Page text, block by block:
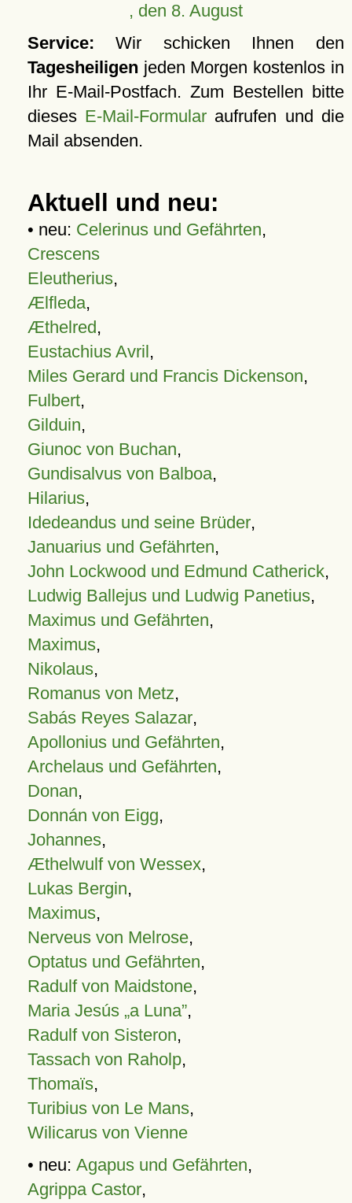
, den 8. August
Service: Wir schicken Ihnen den
Tagesheiligen jeden Morgen kostenlos in
Ihr E-Mail-Postfach. Zum Bestellen bitte
dieses E-Mail-Formular aufrufen und die
Mail absenden.
Aktuell und neu:
• neu: Celerinus und Gefährten,
Crescens
Eleutherius,
Ælfleda,
Æthelred,
Eustachius Avril,
Miles Gerard und Francis Dickenson,
Fulbert,
Gilduin,
Giunoc von Buchan,
Gundisalvus von Balboa,
Hilarius,
Idedeandus und seine Brüder,
Januarius und Gefährten,
John Lockwood und Edmund Catherick,
Ludwig Ballejus und Ludwig Panetius,
Maximus und Gefährten,
Maximus,
Nikolaus,
Romanus von Metz,
Sabás Reyes Salazar,
Apollonius und Gefährten,
Archelaus und Gefährten,
Donan,
Donnán von Eigg,
Johannes,
Æthelwulf von Wessex,
Lukas Bergin,
Maximus,
Nerveus von Melrose,
Optatus und Gefährten,
Radulf von Maidstone,
Maria Jesús „a Luna”,
Radulf von Sisteron,
Tassach von Raholp,
Thomaïs,
Turibius von Le Mans,
Wilicarus von Vienne
• neu: Agapus und Gefährten,
Agrippa Castor,